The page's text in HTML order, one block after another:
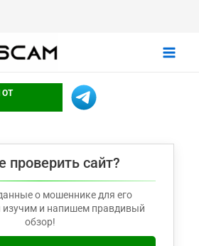
ОТ
проверить сайт?
о мошеннике для его
и напишем правдивый
обзор!